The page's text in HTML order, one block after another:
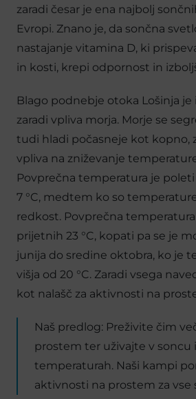
zaradi česar je ena najbolj
Evropi. Znano je, da sončna
nastajanje vitamina D, ki
in kosti, krepi odpornost in
Blago podnebje otoka Lošinja je
zaradi vpliva morja. Morje se
tudi hladi počasneje kot kopno,
vpliva na zniževanje
Povprečna temperatura je poleti
7 °C, medtem ko so
redkost. Povprečna
prijetnih 23 °C, kopati pa se je
junija do sredine oktobra, ko je
višja od 20 °C. Zaradi vsega
kot nalašč za aktivnosti na
Naš predlog: Preživite čim
prostem ter uživajte v soncu
temperaturah. Naši kampi
aktivnosti na prostem za vse